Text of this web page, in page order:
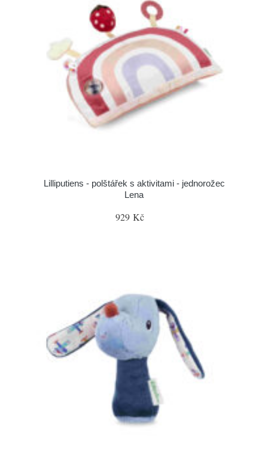
Lilliputiens - polštářek s aktivitami - jednorožec
Lena
929 Kč